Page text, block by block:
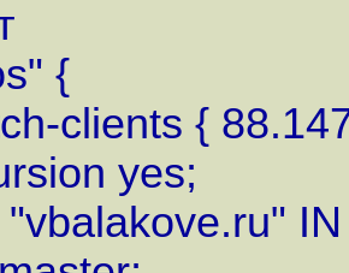
{
clients {
yes;